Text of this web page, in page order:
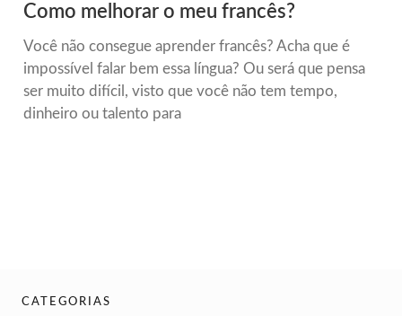
Como melhorar o meu francês?
Você não consegue aprender francês? Acha que é
impossível falar bem essa língua? Ou será que pensa
ser muito difícil, visto que você não tem tempo,
dinheiro ou talento para
CATEGORIAS